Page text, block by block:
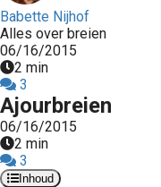
Babette Nijhof
Alles over breien
06/16/2015
2 min
3
Ajourbreien
06/16/2015
2 min
3
Inhoud